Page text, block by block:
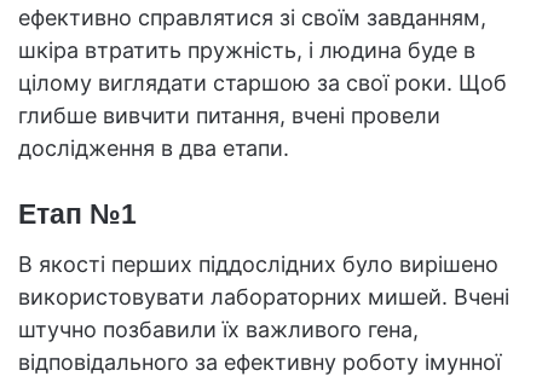
ефективно справлятися зі своїм завданням,
шкіра втратить пружність, і людина буде в
цілому виглядати старшою за свої роки. Щоб
глибше вивчити питання, вчені провели
дослідження в два етапи.
Етап №1
В якості перших піддослідних було вирішено
використовувати лабораторних мишей. Вчені
штучно позбавили їх важливого гена,
відповідального за ефективну роботу імунної